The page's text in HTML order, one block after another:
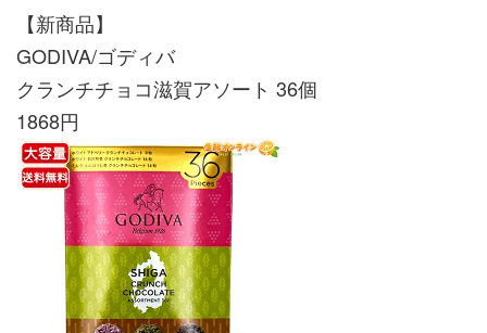
【新商品】
GODIVA/ゴディバ
クランチチョコ滋賀アソート 36個
1868円